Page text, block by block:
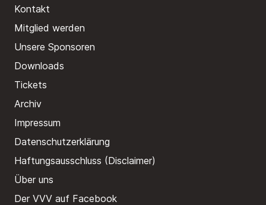
Kontakt
Mitglied werden
Unsere Sponsoren
Downloads
Tickets
Archiv
Impressum
Datenschutzerklärung
Haftungsausschluss (Disclaimer)
Über uns
Der VVV auf Facebook